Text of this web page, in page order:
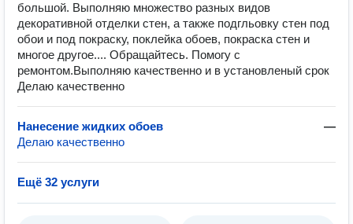
большой. Выполняю множество разных видов
декоративной отделки стен, а также подгльовку стен под
обои и под покраску, поклейка обоев, покраска стен и
многое другое.... Обращайтесь. Помогу с
ремонтом.Выполняю качественно и в установленый срок
Делаю качественно
Нанесение жидких обоев
—
Делаю качественно
Ещё 32 услуги